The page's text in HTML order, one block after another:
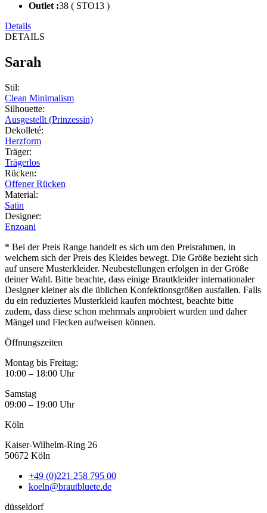
Outlet :38 ( STO13 )
Details
DETAILS
Sarah
Stil:
Clean Minimalism
Silhouette:
Ausgestellt (Prinzessin)
Dekolleté:
Herzform
Träger:
Trägerlos
Rücken:
Offener Rücken
Material:
Satin
Designer:
Enzoani
* Bei der Preis Range handelt es sich um den Preisrahmen, in
welchem sich der Preis des Kleides bewegt. Die Größe bezieht sich
auf unsere Musterkleider. Neubestellungen erfolgen in der Größe
deiner Wahl. Bitte beachte, dass einige Brautkleider internationaler
Designer kleiner als die üblichen Konfektionsgrößen ausfallen. Falls
du ein reduziertes Musterkleid kaufen möchtest, beachte bitte
zudem, dass diese schon mehrmals anprobiert wurden und daher
Mängel und Flecken aufweisen können.
Öffnungszeiten
Montag bis Freitag:
10:00 – 18:00 Uhr
Samstag
09:00 – 19:00 Uhr
Köln
Kaiser-Wilhelm-Ring 26
50672 Köln
+49 (0)221 258 795 00
koeln@brautbluete.de
düsseldorf